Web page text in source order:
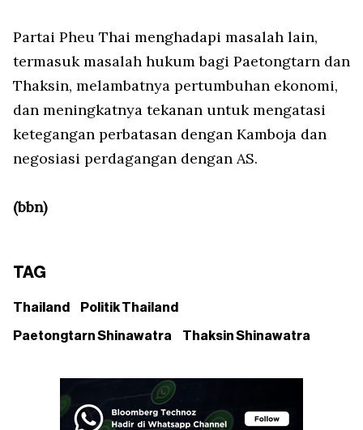
Partai Pheu Thai menghadapi masalah lain,
termasuk masalah hukum bagi Paetongtarn dan
Thaksin, melambatnya pertumbuhan ekonomi,
dan meningkatnya tekanan untuk mengatasi
ketegangan perbatasan dengan Kamboja dan
negosiasi perdagangan dengan AS.
(bbn)
TAG
Thailand Politik Thailand
Paetongtarn Shinawatra Thaksin Shinawatra